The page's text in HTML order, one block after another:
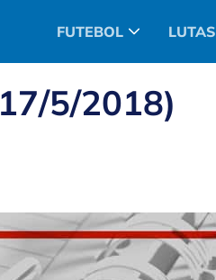
FUTEBOL LUTAS
5/2018)